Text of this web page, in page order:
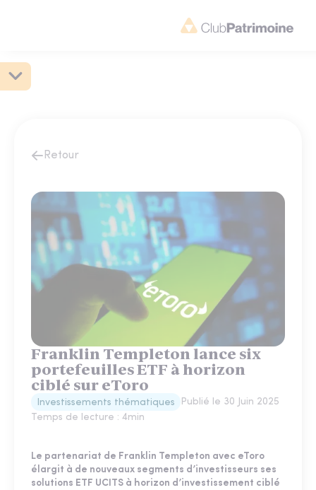
Retour
Franklin Templeton lance six
portefeuilles ETF à horizon
ciblé sur eToro
Investissements thématiques Publié le 30 Juin 2025
Temps de lecture : 4min
Le partenariat de Franklin Templeton avec eToro
élargit à de nouveaux segments d’investisseurs ses
solutions ETF UCITS à horizon d’investissement ciblé